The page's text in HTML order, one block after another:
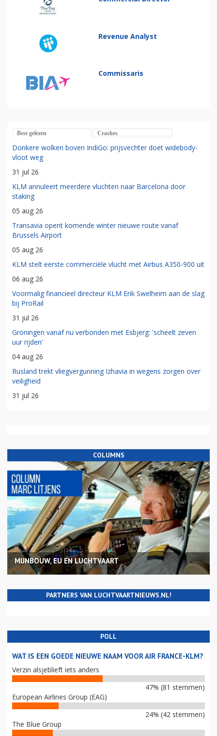
Revenue Analyst
Commissaris
Best gelezen Crashes
Donkere wolken boven IndiGo: prijsvechter doet widebody-
vloot weg
31 jul 26
KLM annuleert meerdere vluchten naar Barcelona door
staking
05 aug 26
Transavia opent komende winter nieuwe route vanaf
Brussels Airport
05 aug 26
KLM stelt eerste commerciële vlucht met Airbus A350-900 uit
06 aug 26
Voormalig financieel directeur KLM Erik Swelheim aan de slag
bij ProRail
31 jul 26
Groningen vanaf nu verbonden met Esbjerg: 'scheelt zeven
uur rijden'
04 aug 26
Rusland trekt vliegvergunning Izhavia in wegens zorgen over
veiligheid
31 jul 26
COLUMNS
MIJNBOUW, EU EN LUCHTVAART
PARTNERS VAN LUCHTVAARTNIEUWS.NL!
POLL
WAT IS EEN GOEDE NIEUWE NAAM VOOR AIR FRANCE-KLM?
Verzin alsjeblieft iets anders
47% (81 stemmen)
European Airlines Group (EAG)
24% (42 stemmen)
The Blue Group